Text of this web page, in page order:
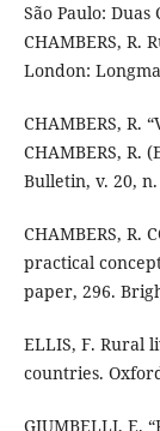
São Paulo:
CHAMBERS, R.
London:
CHAMBERS, R.
CHAMBERS, R.
Bulletin, v. 20,
CHAMBERS, R.
practical
paper, 296.
ELLIS, F. Rural
countries.
GIUMBELLI, E.